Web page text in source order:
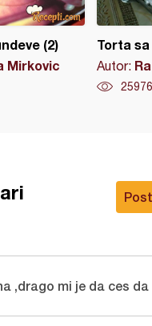
(2)
Mirkovic
Torta
Autor:
25976
,drago mi je da ces